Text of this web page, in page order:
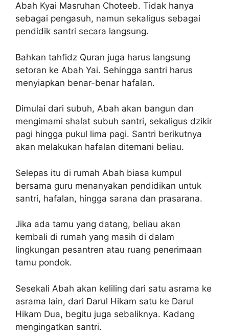
Abah Kyai Masruhan Choteeb. Tidak hanya
sebagai pengasuh, namun sekaligus sebagai
pendidik santri secara langsung.
Bahkan tahfidz Quran juga harus langsung
setoran ke Abah Yai. Sehingga santri harus
menyiapkan benar-benar hafalan.
Dimulai dari subuh, Abah akan bangun dan
mengimami shalat subuh santri, sekaligus dzikir
pagi hingga pukul lima pagi. Santri berikutnya
akan melakukan hafalan ditemani beliau.
Selepas itu di rumah Abah biasa kumpul
bersama guru menanyakan pendidikan untuk
santri, hafalan, hingga sarana dan prasarana.
Jika ada tamu yang datang, beliau akan
kembali di rumah yang masih di dalam
lingkungan pesantren atau ruang penerimaan
tamu pondok.
Sesekali Abah akan keliling dari satu asrama ke
asrama lain, dari Darul Hikam satu ke Darul
Hikam Dua, begitu juga sebaliknya. Kadang
mengingatkan santri.